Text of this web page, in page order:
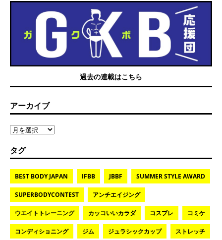
過去の連載はこちら
アーカイブ
タグ
BEST BODY JAPAN IFBB JBBF SUMMER STYLE AWARD
SUPERBODYCONTEST アンチエイジング
ウエイトトレーニング カッコいいカラダ コスプレ コミケ
コンディショニング ジム ジュラシックカップ ストレッチ